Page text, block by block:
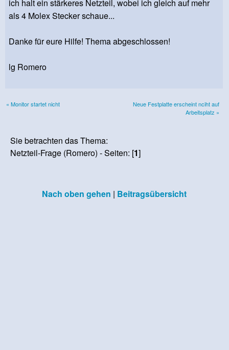
ich halt ein stärkeres Netzteil, wobei ich gleich auf mehr
als 4 Molex Stecker schaue...
Danke für eure Hilfe! Thema abgeschlossen!
lg Romero
« Monitor startet nicht
Neue Festplatte erscheint nciht auf
Arbeitsplatz »
Sie betrachten das Thema:
Netzteil-Frage (Romero) - Seiten: [1]
Nach oben gehen | Beitragsübersicht